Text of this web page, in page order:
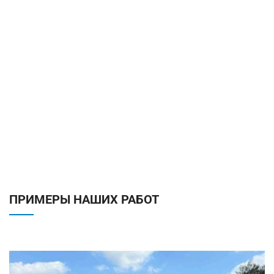
ПРИМЕРЫ НАШИХ РАБОТ